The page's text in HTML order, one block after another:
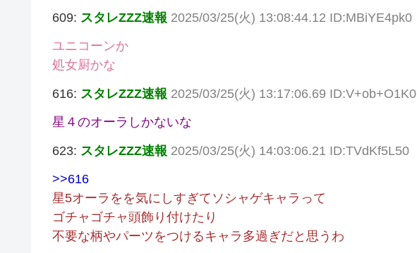
609: スタレZZZ速報 2025/03/25(火) 13:08:44.12 ID:MBiYE4pk0
ユニコーンか
処女厨かな
616: スタレZZZ速報 2025/03/25(火) 13:17:06.69 ID:V+ob+O1K0
星４のオーラしかないな
623: スタレZZZ速報 2025/03/25(火) 14:03:06.21 ID:TVdKf5L50
>>616
星5オーラをを気にしすぎてソシャゲキャラって
ゴチャゴチャ頭飾り付けたり
不要な柄やパーツをつけるキャラ多過ぎだと思うわ